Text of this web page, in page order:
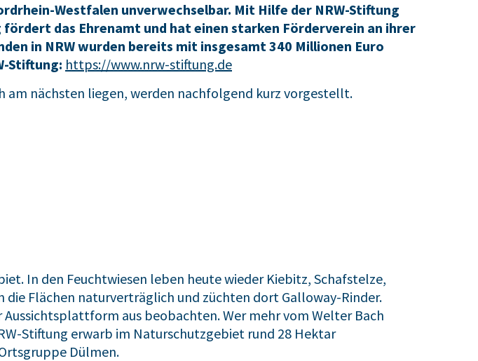
Westfalen unverwechselbar. Mit Hilfe der NRW-Stiftung
das Ehrenamt und hat einen starken Förderverein an ihrer
in NRW wurden bereits mit insgesamt 340 Millionen Euro
Stiftung: https://www.nrw-stiftung.de
am nächsten liegen, werden nachfolgend kurz vorgestellt.
In den Feuchtwiesen leben heute wieder Kiebitz, Schafstelze,
Flächen naturverträglich und züchten dort Galloway-Rinder.
aus beobachten. Wer mehr vom Welter Bach
Stiftung erwarb im Naturschutzgebiet rund 28 Hektar
Dülmen.